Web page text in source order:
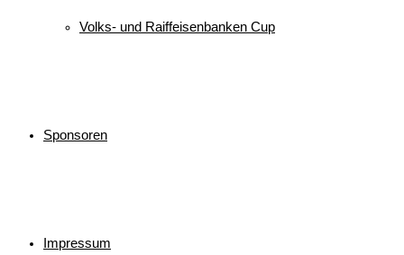
Volks- und Raiffeisenbanken Cup
Sponsoren
Impressum